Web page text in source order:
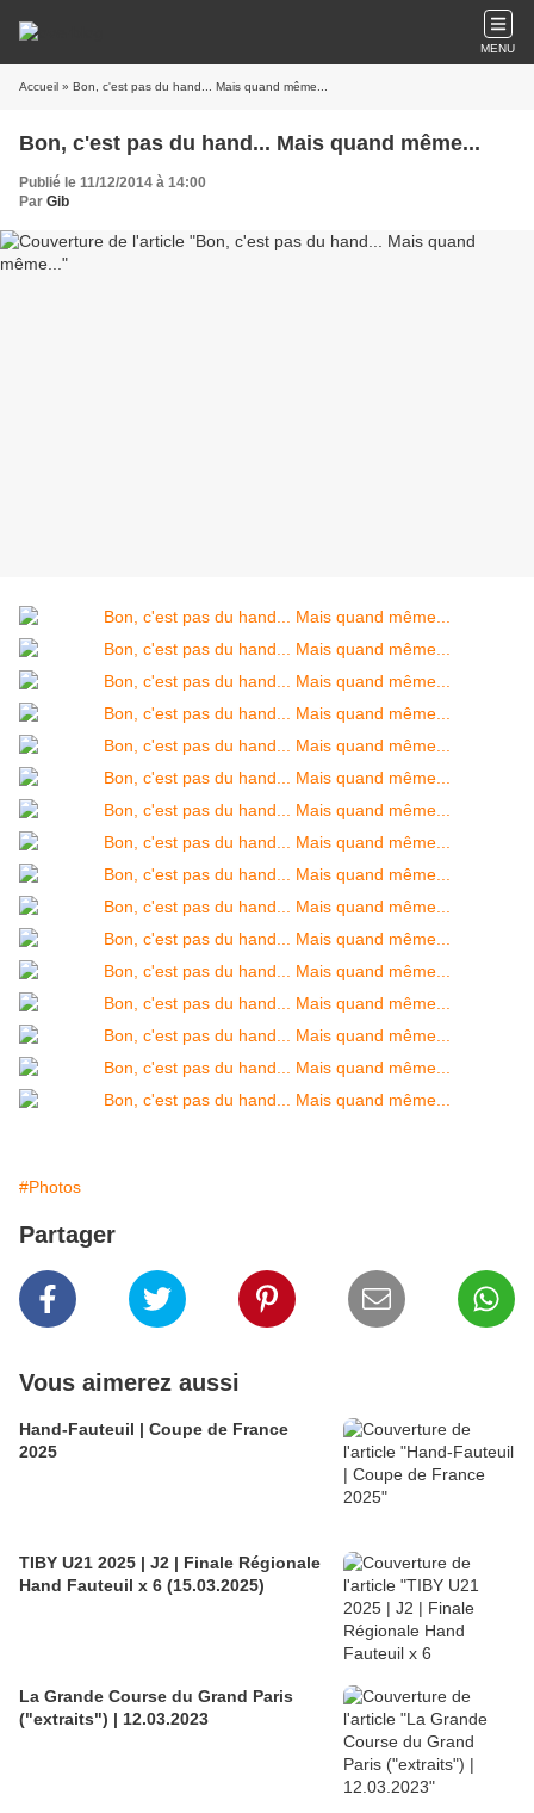
MENU
Accueil » Bon, c'est pas du hand... Mais quand même...
Bon, c'est pas du hand... Mais quand même...
Publié le 11/12/2014 à 14:00
Par Gib
#Photos
Partager
Vous aimerez aussi
Hand-Fauteuil | Coupe de France
2025
TIBY U21 2025 | J2 | Finale Régionale
Hand Fauteuil x 6 (15.03.2025)
La Grande Course du Grand Paris
("extraits") | 12.03.2023